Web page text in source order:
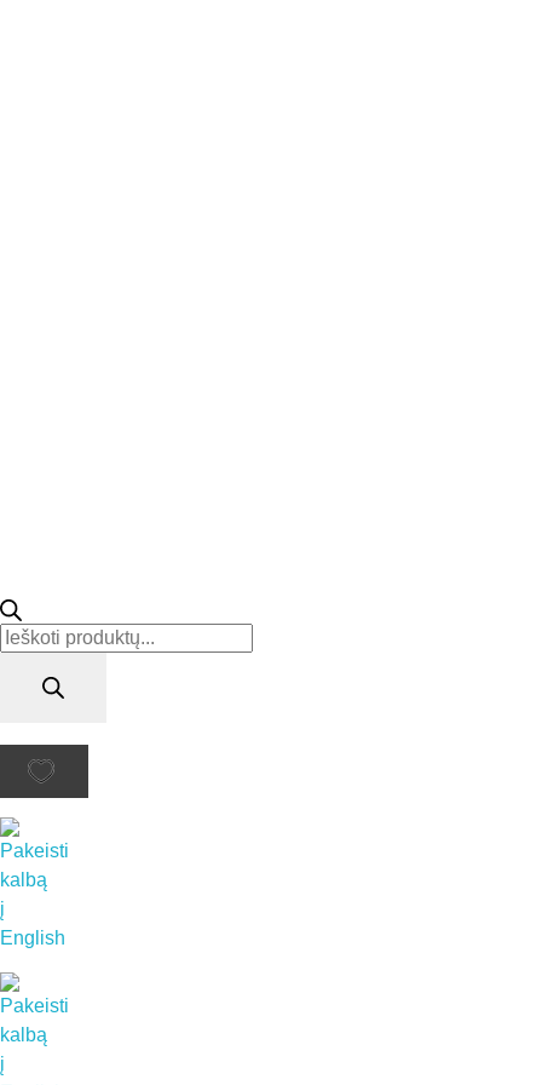
Products
search